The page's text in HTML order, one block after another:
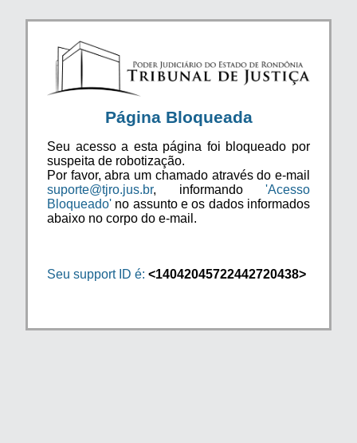
Página Bloqueada
Seu acesso a esta página foi bloqueado por
suspeita de robotização.
Por favor, abra um chamado através do e-mail
suporte@tjro.jus.br, informando 'Acesso
Bloqueado' no assunto e os dados informados
abaixo no corpo do e-mail.
Seu support ID é: <14042045722442720438>